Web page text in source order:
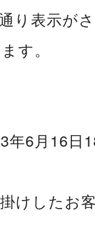
り表示が
す。
年6月16日
けしたお